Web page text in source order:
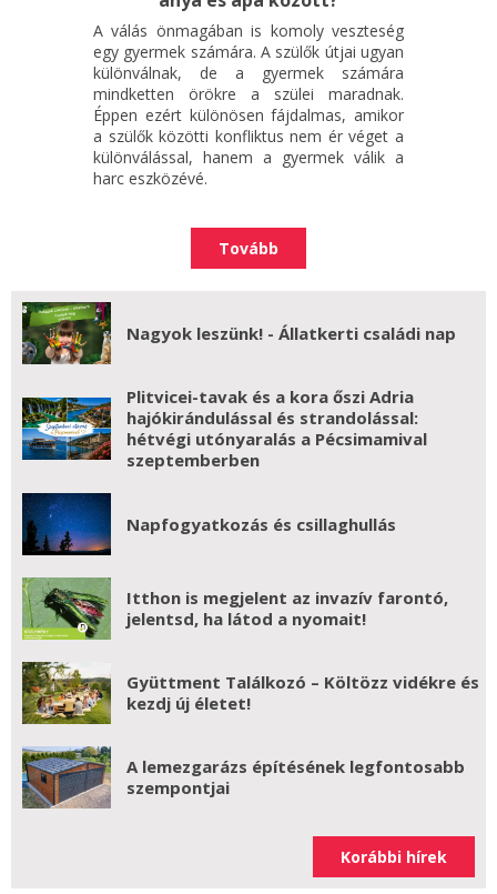
A válás önmagában is komoly veszteség
egy gyermek számára. A szülők útjai ugyan
különválnak, de a gyermek számára
mindketten örökre a szülei maradnak.
Éppen ezért különösen fájdalmas, amikor
a szülők közötti konfliktus nem ér véget a
különválással, hanem a gyermek válik a
harc eszközévé.
Tovább
Nagyok leszünk! - Állatkerti családi nap
Plitvicei-tavak és a kora őszi Adria
hajókirándulással és strandolással:
hétvégi utónyaralás a Pécsimamival
szeptemberben
Napfogyatkozás és csillaghullás
Itthon is megjelent az invazív farontó,
jelentsd, ha látod a nyomait!
Gyüttment Találkozó – Költözz vidékre és
kezdj új életet!
A lemezgarázs építésének legfontosabb
szempontjai
Korábbi hírek